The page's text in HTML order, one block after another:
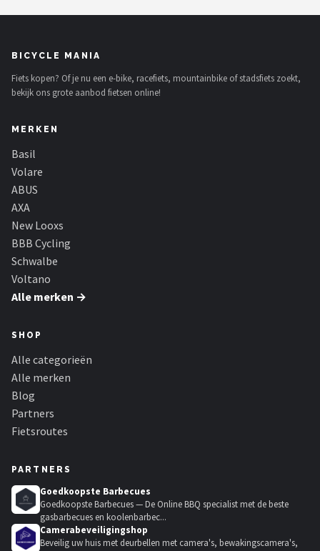
BICYCLE MANIA
Fiets kopen? Of je nu een e-bike, racefiets, mountainbike of stadsfiets zoekt,
bekijk ons grote aanbod fietsen online!
MERKEN
Basil
Volare
ABUS
AXA
New Looxs
BBB Cycling
Schwalbe
Voltano
Alle merken →
SHOP
Alle categorieën
Alle merken
Blog
Partners
Fietsroutes
PARTNERS
Goedkoopste Barbecues
Goedkoopste Barbecues — De Online BBQ specialist met de beste
gasbarbecues en koolenbarbec...
Camerabeveiligingshop
Beveilig uw huis met deurbellen met camera's, bewakingscamera's,